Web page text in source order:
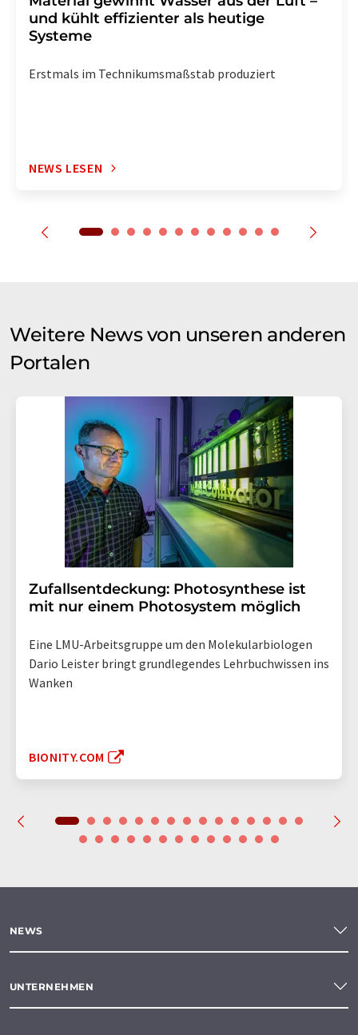
und kühlt effizienter als heutige
Systeme
Erstmals im Technikumsmaßstab produziert
NEWS LESEN
Weitere News von unseren anderen
Portalen
Zufallsentdeckung: Photosynthese ist
mit nur einem Photosystem möglich
Eine LMU-Arbeitsgruppe um den Molekularbiologen
Dario Leister bringt grundlegendes Lehrbuchwissen ins
Wanken
BIONITY.COM
NEWS
UNTERNEHMEN